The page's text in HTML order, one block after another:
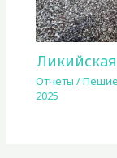
Отчеты /
2025